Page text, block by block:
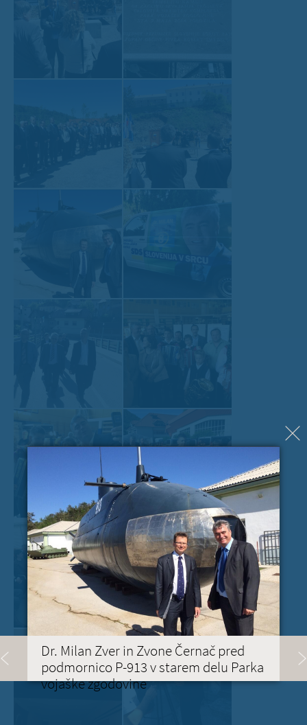
Dr. Milan Zver in Zvone Černač pred
podmornico P-913 v starem delu Parka
vojaške zgodovine